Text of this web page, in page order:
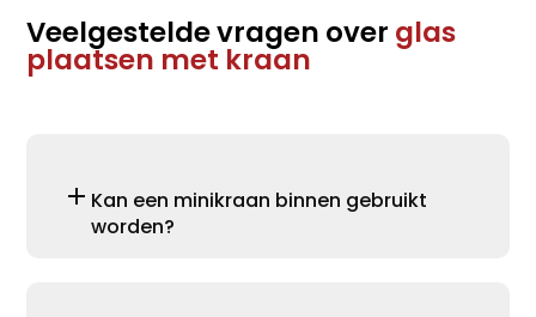
Veelgestelde vragen over glas
plaatsen met kraan
Kan een minikraan binnen gebruikt
worden?